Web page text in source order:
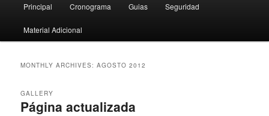
Skip
to
Skip
to
Principal Cronograma Guias Seguridad
Material Adicional
MONTHLY ARCHIVES:AGOSTO 2012
Página actualizada
GALLERY